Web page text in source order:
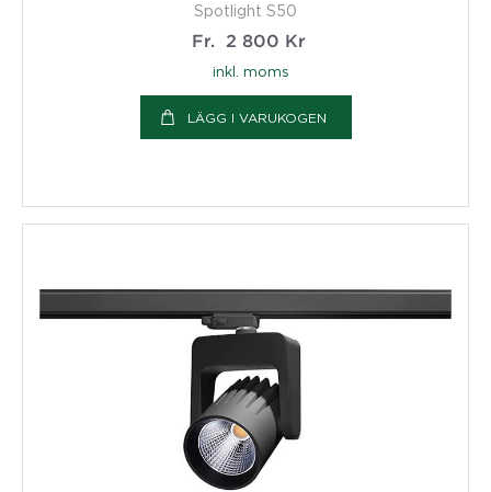
Spotlight S50
Fr.
2 800 Kr
inkl. moms
LÄGG I VARUKOGEN